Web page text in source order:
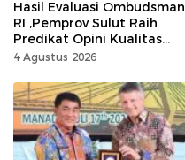
Hasil Evaluasi Ombudsman
RI ,Pemprov Sulut Raih
Predikat Opini Kualitas
Tinggi Tanpa
4 Agustus 2026